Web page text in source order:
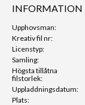
INFORMATION
Upphovsman:
Kreativ fil nr:
Licenstyp:
Samling:
Högsta tillåtna
filstorlek:
Uppladdningsdatum:
Plats: